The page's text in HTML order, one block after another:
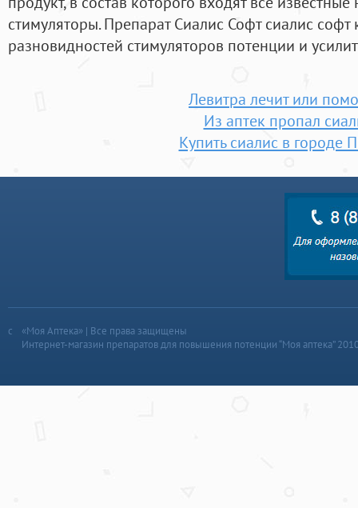
стимуляторы. Препарат Сиалис Софт сиалис
разновидностей стимуляторов потенции и
Левитра лечит или
Из аптек пропал
Купить сиалис в городе
«Моя Аптека» | Все права защищены
Интернет-магазин препаратов для повышения потенции “Моя аптека”